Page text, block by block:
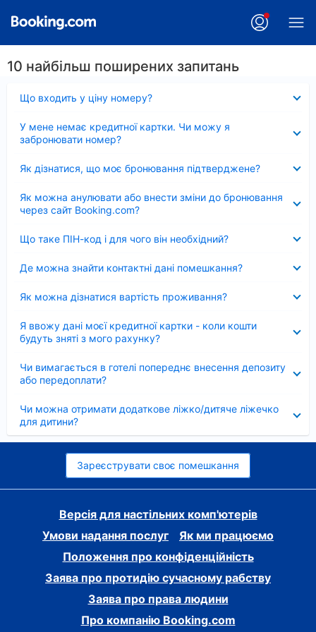
10 найбільш поширених запитань
Що входить у ціну номеру?
У мене немає кредитної картки. Чи можу я
забронювати номер?
Як дізнатися, що моє бронювання підтверджене?
Як можна анулювати або внести зміни до бронювання
через сайт Booking.com?
Що таке ПІН-код і для чого він необхідний?
Де можна знайти контактні дані помешкання?
Як можна дізнатися вартість проживання?
Я ввожу дані моєї кредитної картки - коли кошти
будуть зняті з мого рахунку?
Чи вимагається в готелі попереднє внесення депозиту
або передоплати?
Чи можна отримати додаткове ліжко/дитяче ліжечко
для дитини?
Зареєструвати своє помешкання
Версія для настільних комп'ютерів
Умови надання послуг
Як ми працюємо
Положення про конфіденційність
Заява про протидію сучасному рабству
Заява про права людини
Про компанію Booking.com